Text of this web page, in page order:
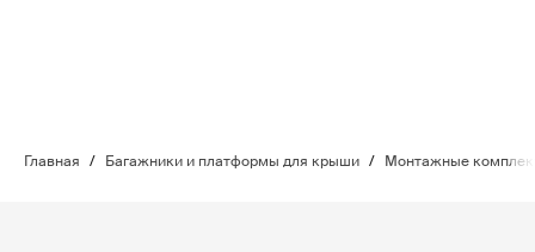
Главная / Багажники и платформы для крыши / Монтажные